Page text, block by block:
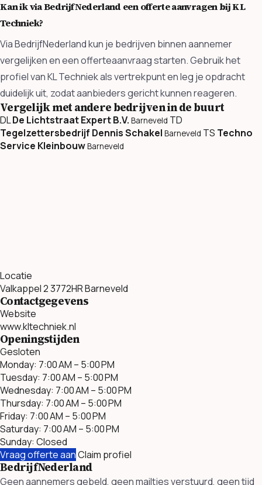
Kan ik via BedrijfNederland een offerte aanvragen bij KL
Techniek?
Via BedrijfNederland kun je bedrijven binnen aannemer
vergelijken en een offerteaanvraag starten. Gebruik het
profiel van KL Techniek als vertrekpunt en leg je opdracht
duidelijk uit, zodat aanbieders gericht kunnen reageren.
Vergelijk met andere bedrijven in de buurt
DLDe Lichtstraat Expert B.V. Barneveld TD
Tegelzettersbedrijf Dennis Schakel Barneveld TS Techno
Service KleinbouwBarneveld
Locatie
Valkappel 2 3772HR Barneveld
Contactgegevens
Website
www.kltechniek.nl
Openingstijden
Gesloten
Monday: 7:00 AM – 5:00 PM
Tuesday: 7:00 AM – 5:00 PM
Wednesday: 7:00 AM – 5:00 PM
Thursday: 7:00 AM – 5:00 PM
Friday: 7:00 AM – 5:00 PM
Saturday: 7:00 AM – 5:00 PM
Sunday: Closed
Vraag offerte aanClaim profiel
BedrijfNederland
Geen aannemers gebeld, geen mailtjes verstuurd, geen tijd